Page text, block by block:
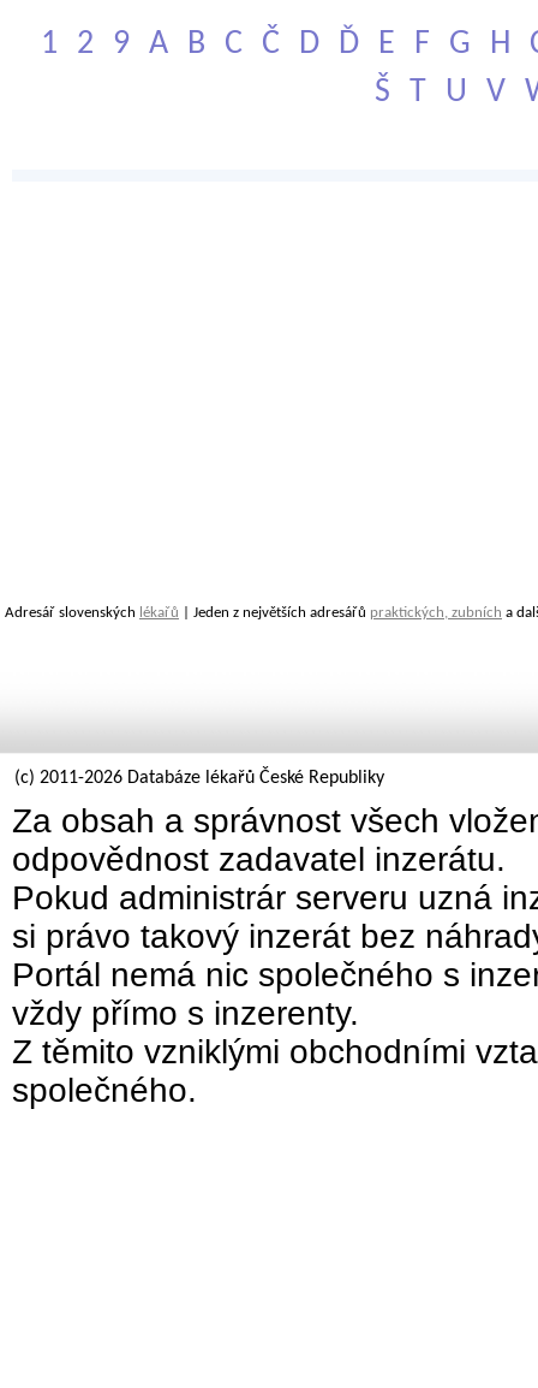
1 2 9 A B C Č D Ď E F G H
Š
T U V
Adresář slovenských lékařů | Jeden z největších adresářů praktických, zubních a
(c) 2011-2026 Databáze lékařů České Republiky
Za obsah a správnost všech
odpovědnost zadavatel inzerátu.
Pokud administrár serveru uzná
si právo takový inzerát bez
Portál nemá nic společného s
vždy přímo s inzerenty.
Z těmito vzniklými obchodními
společného.